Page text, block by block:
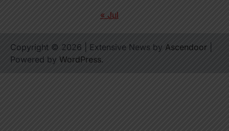
« Jul
Copyright © 2026 | Extensive News by Ascendoor
Powered by WordPress.